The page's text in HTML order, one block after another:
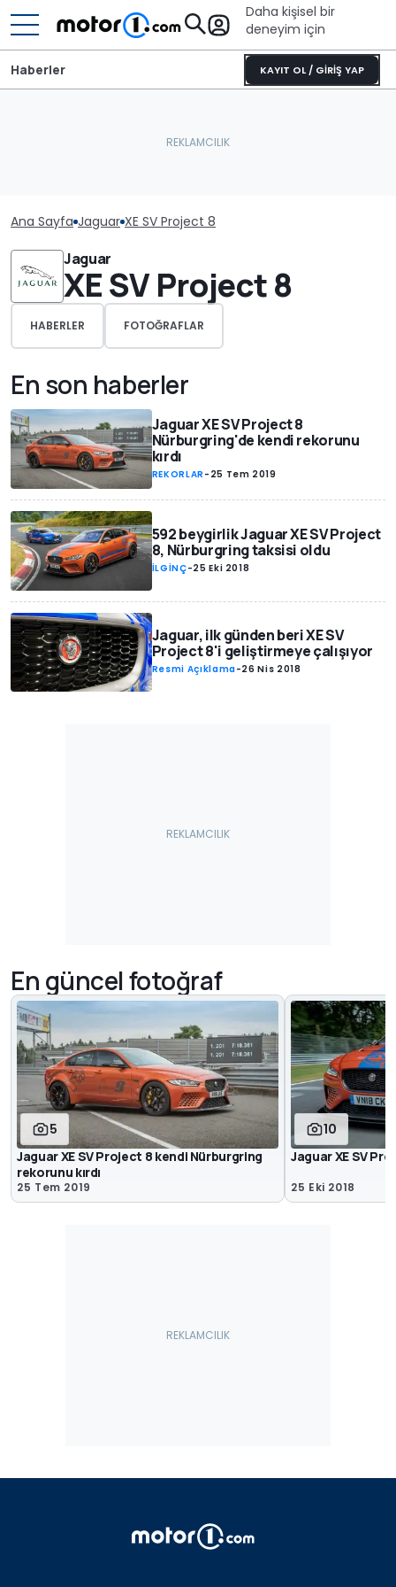
Daha kişisel bir
deneyim için
KAYIT OL / GİRİŞ YAP
Haberler
Ana Sayfa Jaguar XE SV Project 8
Jaguar
XE SV Project 8
HABERLER FOTOĞRAFLAR
En son haberler
Jaguar XE SV Project 8
Nürburgring'de kendi rekorunu
kırdı
REKORLAR - 25 Tem 2019
592 beygirlik Jaguar XE SV Project
8, Nürburgring taksisi oldu
İLGİNÇ-25 Eki 2018
Jaguar, ilk günden beri XE SV
Project 8'i geliştirmeye çalışıyor
Resmi Açıklama-26 Nis 2018
En güncel fotoğraf
5
Jaguar XE SV Project 8 kendi Nürburgring
rekorunu kırdı
25 Tem 2019
10
Jaguar XE SV
25 Eki 2018